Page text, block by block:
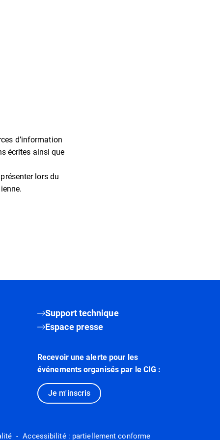
d’information
écrites ainsi que
lors du
Support technique
Espace presse
Recevoir une alerte pour les
événements organisés par le CIG :
Je m'inscris
Accessibilité : partiellement conforme